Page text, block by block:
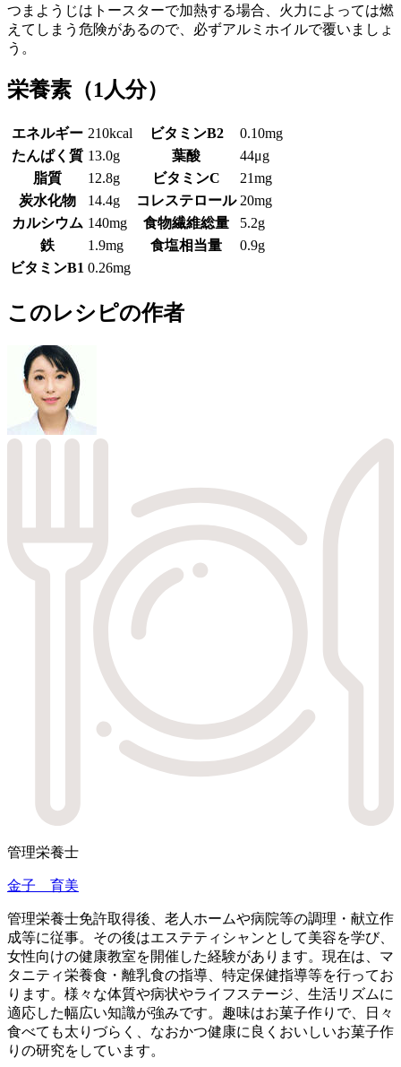
つまようじはトースターで加熱する場合、火力によっては燃
えてしまう危険があるので、必ずアルミホイルで覆いましょ
う。
栄養素 （1人分）
エネルギー 210kcal ビタミンB2
0.10mg
たんぱく質 13.0g 葉酸
44μg
脂質
12.8g ビタミンC
21mg
炭水化物
14.4g コレステロール 20mg
カルシウム 140mg 食物繊維総量
5.2g
鉄
1.9mg 食塩相当量
0.9g
ビタミンB1 0.26mg
このレシピの作者
管理栄養士
金子 育美
管理栄養士免許取得後、老人ホームや病院等の調理・献立作
成等に従事。その後はエステティシャンとして美容を学び、
女性向けの健康教室を開催した経験があります。現在は、マ
タニティ栄養食・離乳食の指導、特定保健指導等を行ってお
ります。様々な体質や病状やライフステージ、生活リズムに
適応した幅広い知識が強みです。趣味はお菓子作りで、日々
食べても太りづらく、なおかつ健康に良くおいしいお菓子作
りの研究をしています。